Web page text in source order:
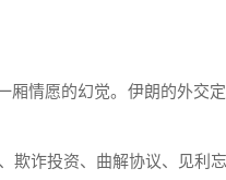
厢情愿的幻觉。伊朗的外交
欺诈投资、曲解协议、见利